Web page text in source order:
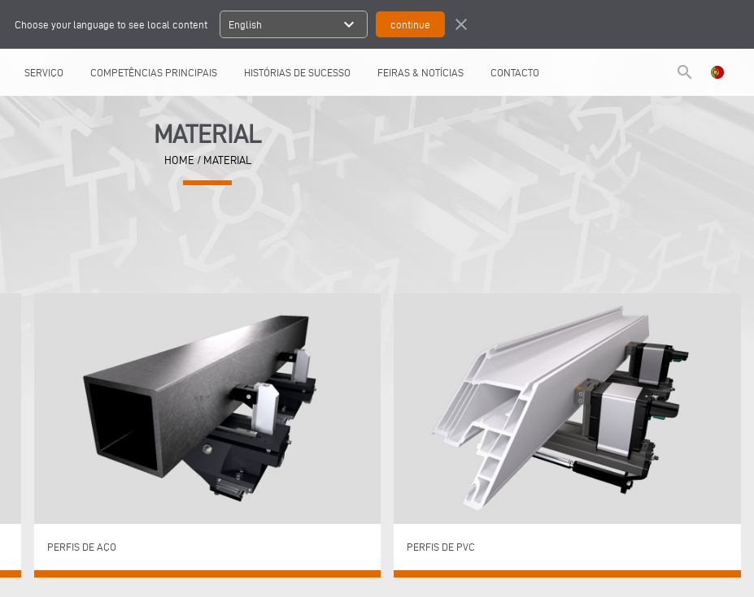
Choose your language to see local content English expand_more close
SERVIÇO COMPETÊNCIAS PRINCIPAIS HISTÓRIAS DE SUCESSO FEIRAS & NOTÍCIAS CONTACTO search
MATERIAL
HOME / MATERIAL
PERFIS DE AÇO PERFIS DE PVC